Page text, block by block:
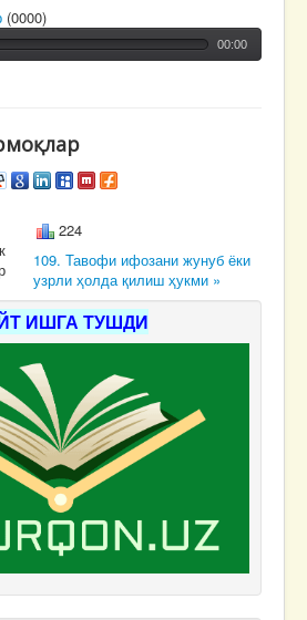
(0000)
00:00
224
109. Тавофи ифозани жунуб ёки
узрли ҳолда қилиш ҳукми »
ИШГА ТУШДИ